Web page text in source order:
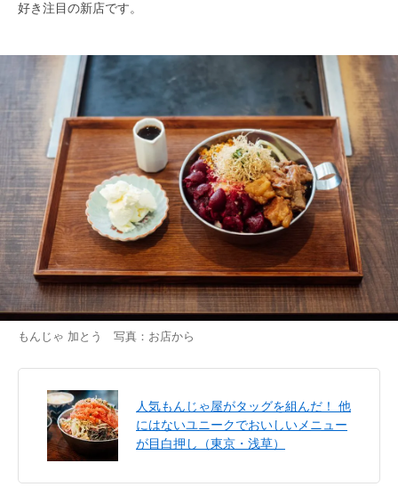
好き注目の新店です。
もんじゃ 加とう 写真：お店から
人気もんじゃ屋がタッグを組んだ！ 他
にはないユニークでおいしいメニュー
が目白押し（東京・浅草）